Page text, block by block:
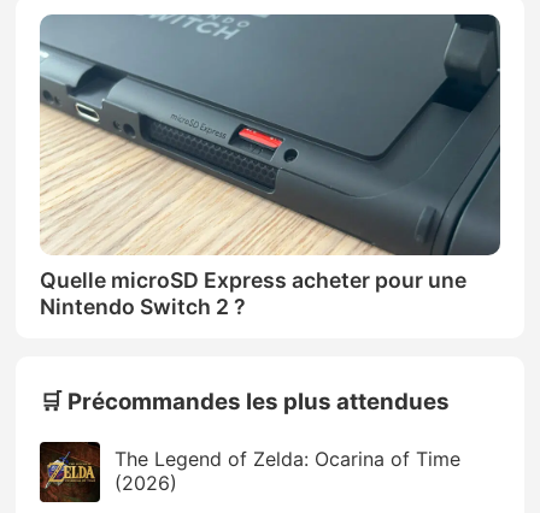
Quelle microSD Express acheter pour une
Nintendo Switch 2 ?
🛒 Précommandes les plus attendues
The Legend of Zelda: Ocarina of Time
(2026)